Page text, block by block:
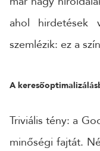
ahol hirdetések
szemlézik: ez a
A
Triviális tény: a
minőségi fajtát.